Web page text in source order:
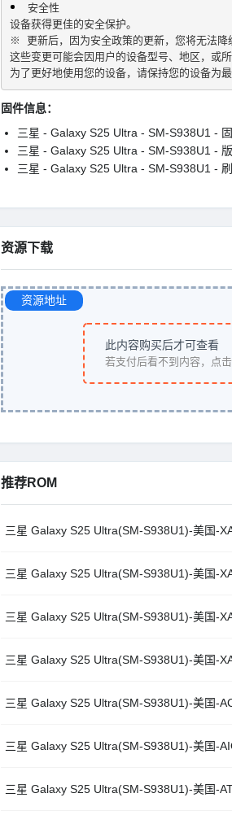
安全性
设备获得更佳的安全保护。
※ 更新后，因为安全政策的更新，您将无法降
这些变更可能会因用户的设备型号、地区，或
为了更好地使用您的设备，请保持您的设备为
固件信息：
三星 - Galaxy S25 Ultra - SM-S938U1 -
三星 - Galaxy S25 Ultra - SM-S938U1 -
三星 - Galaxy S25 Ultra - SM-S938U1 -
资源下载
资源地址
此内容购买后才可查看
若支付后看不到内容，点击
推荐ROM
三星 Galaxy S25 Ultra(SM-S938U1)-美国-
三星 Galaxy S25 Ultra(SM-S938U1)-美国-
三星 Galaxy S25 Ultra(SM-S938U1)-美国-
三星 Galaxy S25 Ultra(SM-S938U1)-美国-
三星 Galaxy S25 Ultra(SM-S938U1)-美国-
三星 Galaxy S25 Ultra(SM-S938U1)-美国-
三星 Galaxy S25 Ultra(SM-S938U1)-美国-